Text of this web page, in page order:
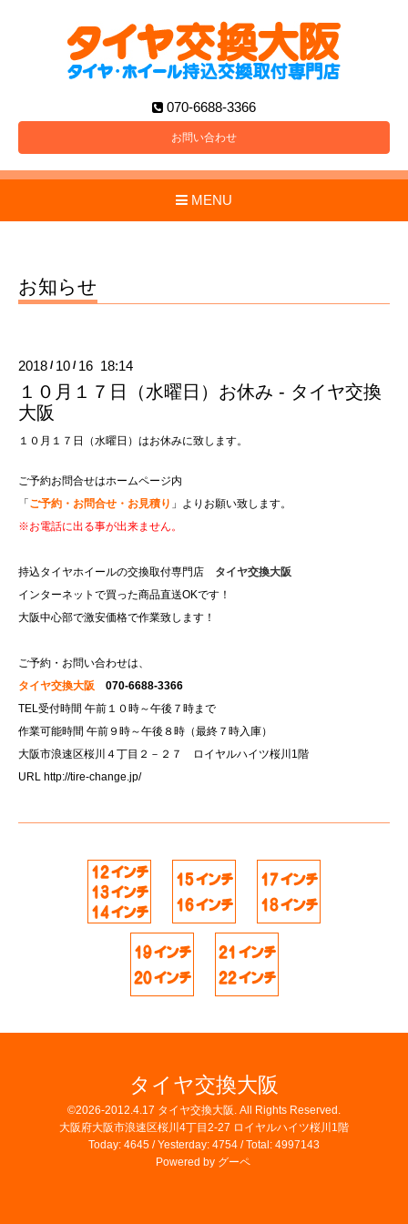
070-6688-3366
お問い合わせ
MENU
お知らせ
2018 / 10 / 16 18:14
１０月１７日（水曜日）お休み - タイヤ交換
大阪
１０月１７日（水曜日）はお休みに致します。
ご予約お問合せはホームページ内
「ご予約・お問合せ・お見積り 」よりお願い致します。
※お電話に出る事が出来ません。
持込タイヤホイールの交換取付専門店 タイヤ交換大阪
インターネットで買った商品直送OKです！
大阪中心部で激安価格で作業致します！
ご予約・お問い合わせは、
タイヤ交換大阪 070-6688-3366
TEL受付時間 午前１０時～午後７時まで
作業可能時間 午前９時～午後８時（最終７時入庫）
大阪市浪速区桜川４丁目２－２７ ロイヤルハイツ桜川1階
URL http://tire-change.jp/
タイヤ交換大阪
©2026-2012.4.17 タイヤ交換大阪 . All Rights Reserved.
大阪府大阪市浪速区桜川4丁目2-27 ロイヤルハイツ桜川1階
Today: 4645 / Yesterday: 4754 / Total: 4997143
Powered by グーペ